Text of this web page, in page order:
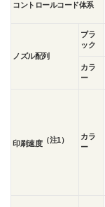
コントロールコード体系
ノズル配列
ブラ
ック
カラ
ー
印刷速度（注1）
カラ
ー